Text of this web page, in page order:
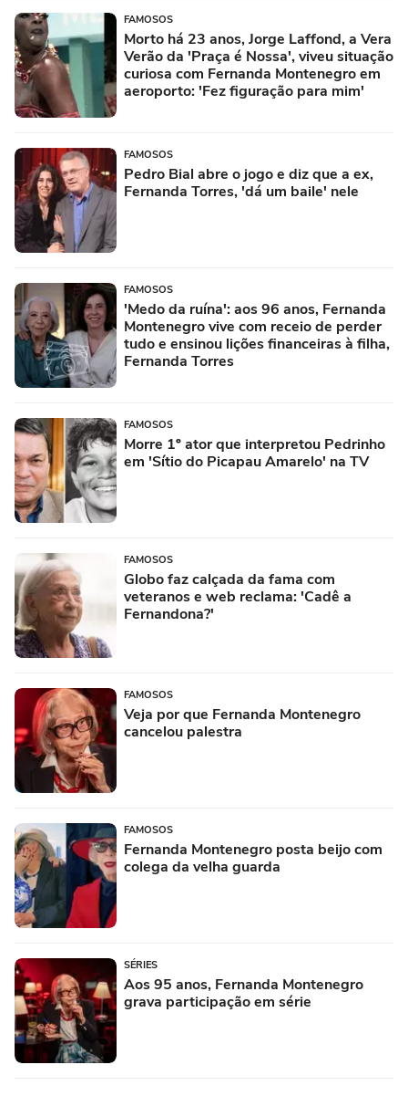
FAMOSOS
Morto há 23 anos, Jorge Laffond, a Vera
Verão da 'Praça é Nossa', viveu situação
curiosa com Fernanda Montenegro em
aeroporto: 'Fez figuração para mim'
FAMOSOS
Pedro Bial abre o jogo e diz que a ex,
Fernanda Torres, 'dá um baile' nele
FAMOSOS
'Medo da ruína': aos 96 anos, Fernanda
Montenegro vive com receio de perder
tudo e ensinou lições financeiras à filha,
Fernanda Torres
FAMOSOS
Morre 1º ator que interpretou Pedrinho
em 'Sítio do Picapau Amarelo' na TV
FAMOSOS
Globo faz calçada da fama com
veteranos e web reclama: 'Cadê a
Fernandona?'
FAMOSOS
Veja por que Fernanda Montenegro
cancelou palestra
FAMOSOS
Fernanda Montenegro posta beijo com
colega da velha guarda
SÉRIES
Aos 95 anos, Fernanda Montenegro
grava participação em série